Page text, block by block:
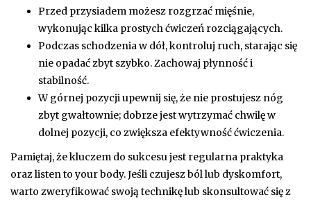
Przed przysiadem możesz rozgrzać mięśnie,
wykonując kilka prostych ćwiczeń rozciągających.
Podczas schodzenia w dół, kontroluj ruch, starając się
nie opadać zbyt szybko. Zachowaj płynność i
stabilność.
W górnej pozycji upewnij się, że nie prostujesz nóg
zbyt gwałtownie; dobrze jest wytrzymać chwilę w
dolnej pozycji, co zwiększa efektywność ćwiczenia.
Pamiętaj, że kluczem do sukcesu jest regularna praktyka
oraz listen to your body. Jeśli czujesz ból lub dyskomfort,
warto zweryfikować swoją technikę lub skonsultować się z